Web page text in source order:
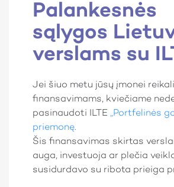
Palankesnės
sąlygos
verslams su
Jei šiuo metu jūsų įmonei
finansavimams, kviečiame
pasinaudoti ILTE „Portfelinės
priemonę.
Šis finansavimas skirtas
auga, investuoja ar plečia
susidurdavo su ribota prieiga